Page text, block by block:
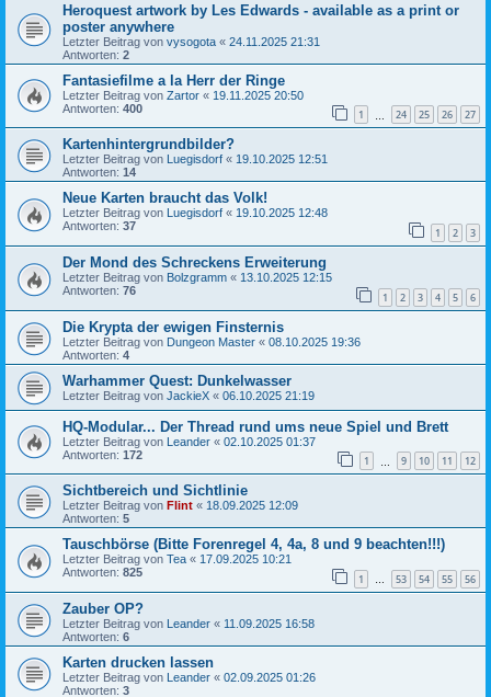
Heroquest artwork by Les Edwards - available as a print or
poster anywhere
Letzter Beitrag von vysogota « 24.11.2025 21:31
Antworten: 2
Fantasiefilme a la Herr der Ringe
Letzter Beitrag von Zartor « 19.11.2025 20:50
Antworten: 400 1 24 25 26 27
Kartenhintergrundbilder?
Letzter Beitrag von Luegisdorf « 19.10.2025 12:51
Antworten: 14
Neue Karten braucht das Volk!
Letzter Beitrag von Luegisdorf « 19.10.2025 12:48
Antworten: 37 1 2 3
Der Mond des Schreckens Erweiterung
Letzter Beitrag von Bolzgramm « 13.10.2025 12:15
Antworten: 76 1 2 3 4 5 6
Die Krypta der ewigen Finsternis
Letzter Beitrag von Dungeon Master « 08.10.2025 19:36
Antworten: 4
Warhammer Quest: Dunkelwasser
Letzter Beitrag von JackieX « 06.10.2025 21:19
HQ-Modular... Der Thread rund ums neue Spiel und Brett
Letzter Beitrag von Leander « 02.10.2025 01:37
Antworten: 172 1 9 10 11 12
Sichtbereich und Sichtlinie
Letzter Beitrag von Flint « 18.09.2025 12:09
Antworten: 5
Tauschbörse (Bitte Forenregel 4, 4a, 8 und 9 beachten!!!)
Letzter Beitrag von Tea « 17.09.2025 10:21
Antworten: 825 1 … 53 54 55 56
Zauber OP?
Letzter Beitrag von Leander « 11.09.2025 16:58
Antworten: 6
Karten drucken lassen
Letzter Beitrag von Leander « 02.09.2025 01:26
Antworten: 3